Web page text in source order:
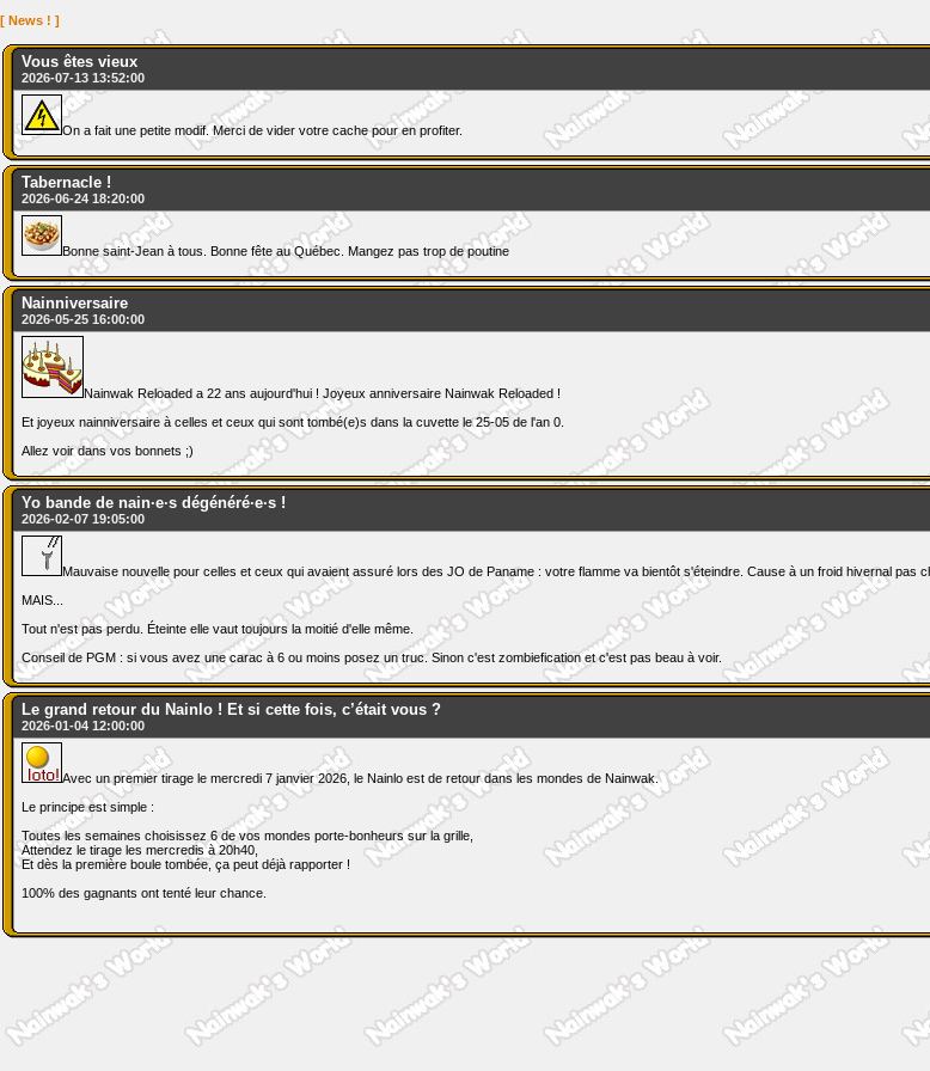
[ News ! ]
Vous êtes vieux
2026-07-13 13:52:00
On a fait une petite modif. Merci de vider votre cache pour en profiter.
Tabernacle !
2026-06-24 18:20:00
Bonne saint-Jean à tous. Bonne fête au Québec. Mangez pas trop de poutine
Nainniversaire
2026-05-25 16:00:00
Nainwak Reloaded a 22 ans aujourd'hui ! Joyeux anniversaire Nainwak Reloaded !
Et joyeux nainniversaire à celles et ceux qui sont tombé(e)s dans la cuvette le 25-05 de l'an 0.
Allez voir dans vos bonnets ;)
Yo bande de nain·e·s dégénéré·e·s !
2026-02-07 19:05:00
Mauvaise nouvelle pour celles et ceux qui avaient assuré lors des JO de Paname : votre flamme va bientôt s'éteindre. Cause à un froid hivernal pas
MAIS...
Tout n'est pas perdu. Éteinte elle vaut toujours la moitié d'elle même.
Conseil de PGM : si vous avez une carac à 6 ou moins posez un truc. Sinon c'est zombiefication et c'est pas beau à voir.
Le grand retour du Nainlo ! Et si cette fois, c’était vous ?
2026-01-04 12:00:00
Avec un premier tirage le mercredi 7 janvier 2026, le Nainlo est de retour dans les mondes de Nainwak.
Le principe est simple :
Toutes les semaines choisissez 6 de vos mondes porte-bonheurs sur la grille,
Attendez le tirage les mercredis à 20h40,
Et dès la première boule tombée, ça peut déjà rapporter !
100% des gagnants ont tenté leur chance.